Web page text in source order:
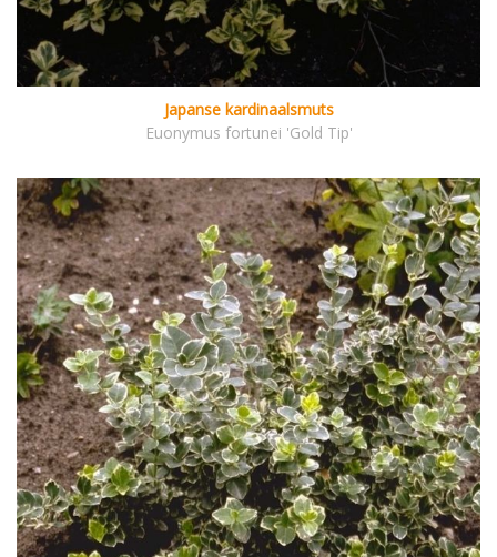
Japanse kardinaalsmuts
Euonymus fortunei 'Gold Tip'